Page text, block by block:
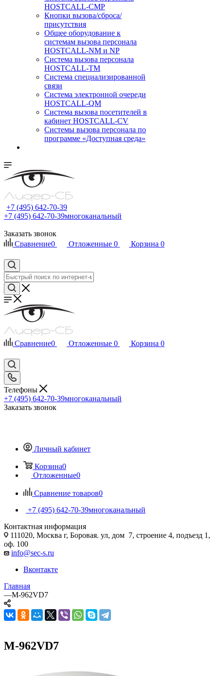
HOSTCALL-CMP
Кнопки вызова/сброса/
присутствия
Общее оборудование к
системам вызова персонала
HOSTCALL-NM и NP
Система вызова персонала
HOSTCALL-TM
Система специализированной
связи
Система электронной очереди
HOSTCALL-QM
Cистема вызова посетителей в
кабинет HOSTCALL-CV
Системы вызова персонала по
программе «Доступная среда»
+7 (495) 642-70-39
+7 (495) 642-70-39многоканальный
Заказать звонок
Сравнение0 Отложенные 0 Корзина 0
Сравнение0 Отложенные 0 Корзина 0
Телефоны
+7 (495) 642-70-39многоканальный
Заказать звонок
Личный кабинет
Корзина0
Отложенные0
Сравнение товаров0
+7 (495) 642-70-39многоканальный
Контактная информация
111020, Москва г, Боровая. ул, дом 7, строение 4, подъезд 1,
оф. 100
info@sec-s.ru
Вконтакте
Главная
—M-962VD7
M-962VD7